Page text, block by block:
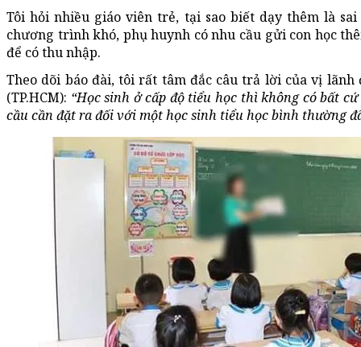
Tôi hỏi nhiều giáo viên trẻ, tại sao biết dạy thêm là
chương trình khó, phụ huynh có nhu cầu gửi con học
để có thu nhập.
Theo dõi báo đài, tôi rất tâm đắc câu trả lời của vị lãnh
(TP.HCM): “Học sinh ở cấp độ tiểu học thì không có bất
cầu cần đặt ra đối với một học sinh tiểu học bình thường